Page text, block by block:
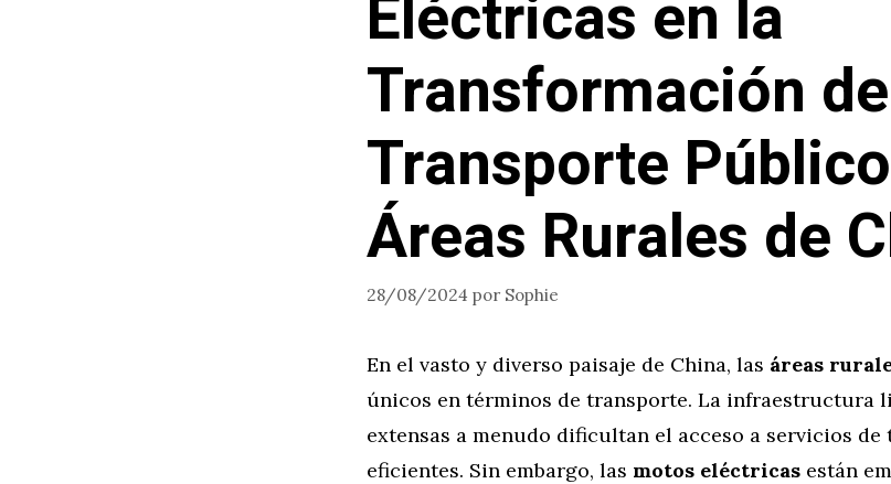
Eléctricas en la
Transformación
Transporte
Áreas Rurales de
28/08/2024 por Sophie
En el vasto y diverso paisaje de China, las áreas
únicos en términos de transporte. La infraestructura
extensas a menudo dificultan el acceso a servicios
eficientes. Sin embargo, las motos eléctricas están